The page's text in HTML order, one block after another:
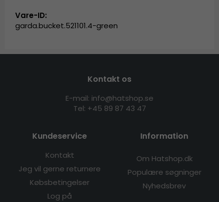
Vare-ID:
garda.bucket.521101.4-green
Kontakt os
E-mail: info@hatshop.se
Tel: +45 89 87 43 47
Kundeservice
Kontakt
Jeg vil gerne returnere
Købsbetingelser
Log på
Information
Om Hatshop.dk
Populære søgninger
Nyhedsbrev